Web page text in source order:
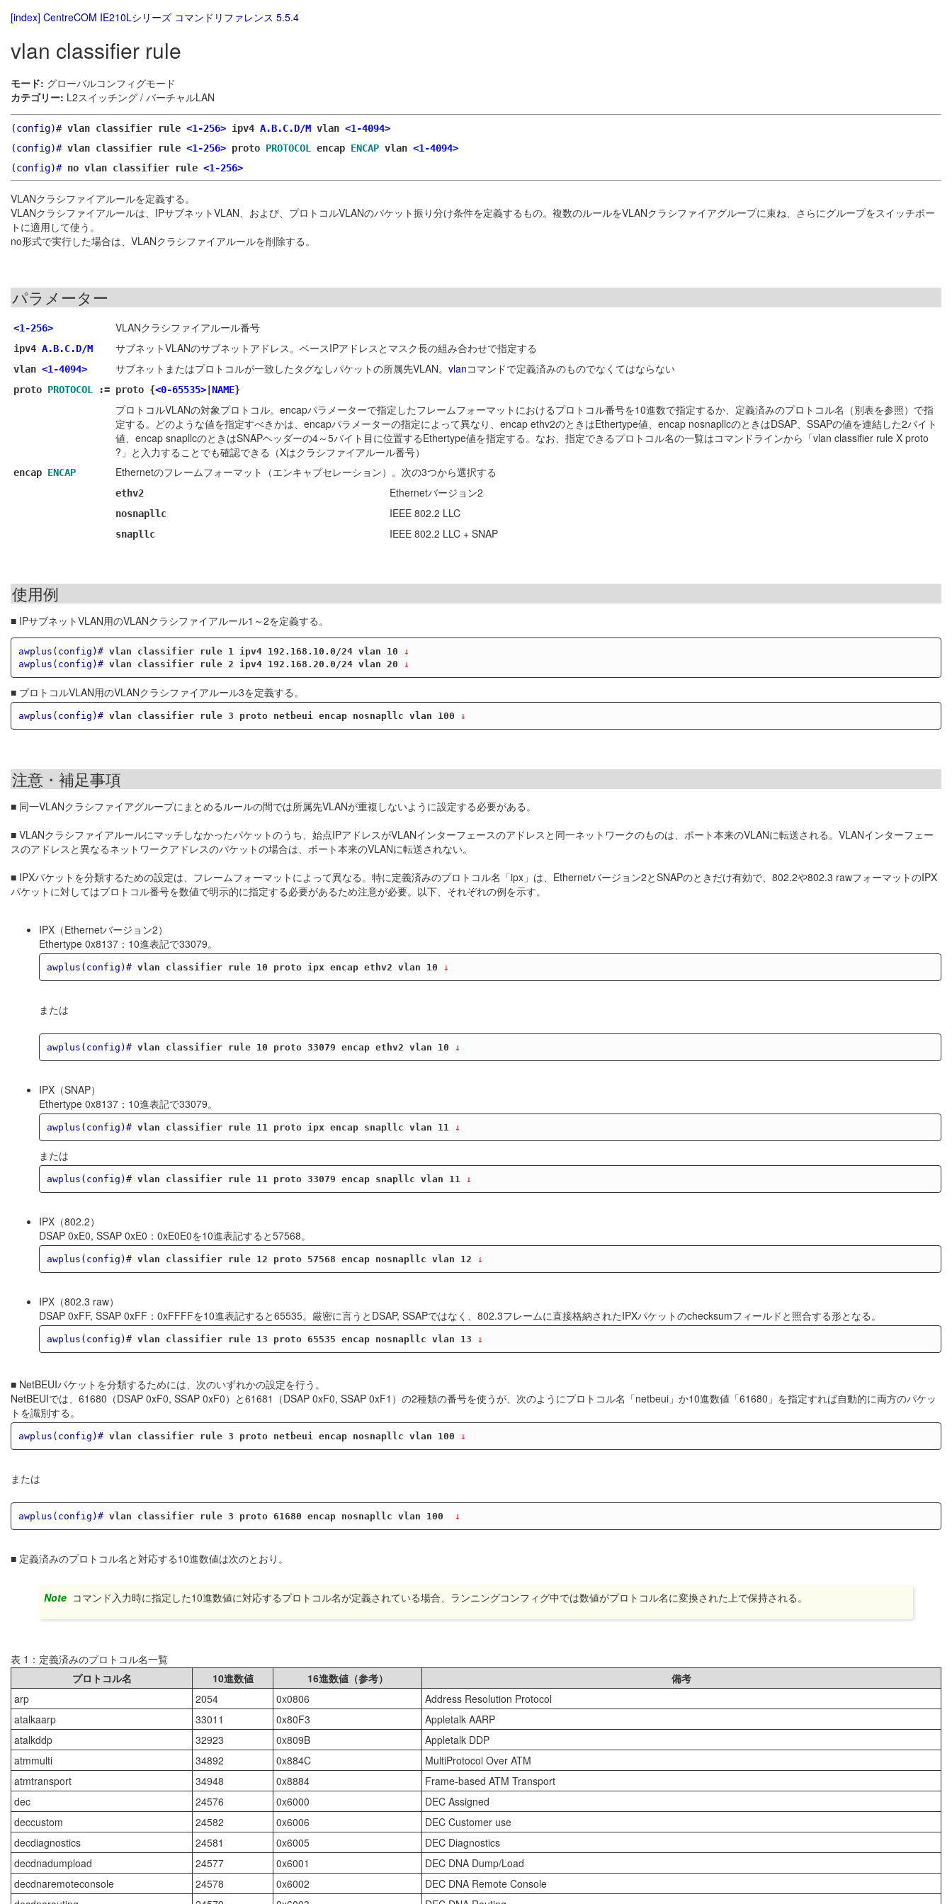
[index] CentreCOM IE210Lシリーズ コマンドリファレンス 5.5.4
vlan classifier rule
モード: グローバルコンフィグモード
カテゴリー: L2スイッチング / バーチャルLAN
(config)# vlan classifier rule <1-256> ipv4 A.B.C.D/M vlan <1-4094>
(config)# vlan classifier rule <1-256> proto PROTOCOL encap ENCAP vlan <1-4094>
(config)# no vlan classifier rule <1-256>
VLANクラシファイアルールを定義する。
VLANクラシファイアルールは、IPサブネットVLAN、および、プロトコルVLANのパケット振り分け条件を定義するもの。複数のルールをVLANクラシファイアグループに束ね、さらにグループをスイッチポー
トに適用して使う。
no形式で実行した場合は、VLANクラシファイアルールを削除する。
パラメーター
<1-256> VLANクラシファイアルール番号
ipv4 A.B.C.D/M サブネットVLANのサブネットアドレス。ベースIPアドレスとマスク長の組み合わせで指定する
vlan <1-4094> サブネットまたはプロトコルが一致したタグなしパケットの所属先VLAN。 vlanコマンドで定義済みのものでなくてはならない
proto PROTOCOL := proto {<0-65535> NAME}
プロトコルVLANの対象プロトコル。encapパラメーターで指定したフレームフォーマットにおけるプロトコル番号を10進数で指定するか、定義済みのプロトコル名（別表を参照）で指
定する。どのような値を指定すべきかは、encapパラメーターの指定によって異なり、encap ethv2のときはEthertype値、encap nosnapllcのときはDSAP、SSAPの値を連結した2バイト
値、encap snapllcのときはSNAPヘッダーの4～5バイト目に位置するEthertype値を指定する。なお、指定できるプロトコル名の一覧はコマンドラインから「vlan classifier rule X proto
?」と入力することでも確認できる（Xはクラシファイアルール番号）
encap ENCAP Ethernetのフレームフォーマット（エンキャプセレーション）。次の3つから選択する
ethv2 Ethernetバージョン2
nosnapllc IEEE 802.2 LLC
snapllc IEEE 802.2 LLC + SNAP
使用例
■ IPサブネットVLAN用のVLANクラシファイアルール1～2を定義する。
awplus(config)# vlan classifier rule 1 ipv4 192.168.10.0/24 vlan 10 ↓
awplus(config)# vlan classifier rule 2 ipv4 192.168.20.0/24 vlan 20 ↓
■ プロトコルVLAN用のVLANクラシファイアルール3を定義する。
awplus(config)# vlan classifier rule 3 proto netbeui encap nosnapllc vlan 100 ↓
注意・補足事項
■ 同一VLANクラシファイアグループにまとめるルールの間では所属先VLANが重複しないように設定する必要がある。
■ VLANクラシファイアルールにマッチしなかったパケットのうち、始点IPアドレスがVLANインターフェースのアドレスと同一ネットワークのものは、ポート本来のVLANに転送される。VLANインターフェー
スのアドレスと異なるネットワークアドレスのパケットの場合は、ポート本来のVLANに転送されない。
■ IPXパケットを分類するための設定は、フレームフォーマットによって異なる。特に定義済みのプロトコル名「ipx」は、Ethernetバージョン2とSNAPのときだけ有効で、802.2や802.3 rawフォーマットのIPX
パケットに対してはプロトコル番号を数値で明示的に指定する必要があるため注意が必要。以下、それぞれの例を示す。
IPX（Ethernetバージョン2）
Ethertype 0x8137：10進表記で33079。
awplus(config)# vlan classifier rule 10 proto ipx encap ethv2 vlan 10 ↓
または
awplus(config)# vlan classifier rule 10 proto 33079 encap ethv2 vlan 10 ↓
IPX（SNAP）
Ethertype 0x8137：10進表記で33079。
awplus(config)# vlan classifier rule 11 proto ipx encap snapllc vlan 11 ↓
または
awplus(config)# vlan classifier rule 11 proto 33079 encap snapllc vlan 11 ↓
IPX（802.2）
DSAP 0xE0, SSAP 0xE0：0xE0E0を10進表記すると57568。
awplus(config)# vlan classifier rule 12 proto 57568 encap nosnapllc vlan 12 ↓
IPX（802.3 raw）
DSAP 0xFF, SSAP 0xFF：0xFFFFを10進表記すると65535。厳密に言うとDSAP, SSAPではなく、802.3フレームに直接格納されたIPXパケットのchecksumフィールドと照合する形となる。
awplus(config)# vlan classifier rule 13 proto 65535 encap nosnapllc vlan 13 ↓
■ NetBEUIパケットを分類するためには、次のいずれかの設定を行う。
NetBEUIでは、61680（DSAP 0xF0, SSAP 0xF0）と61681（DSAP 0xF0, SSAP 0xF1）の2種類の番号を使うが、次のようにプロトコル名「netbeui」か10進数値「61680」を指定すれば自動的に両方のパケッ
トを識別する。
awplus(config)# vlan classifier rule 3 proto netbeui encap nosnapllc vlan 100 ↓
または
awplus(config)# vlan classifier rule 3 proto 61680 encap nosnapllc vlan 100 ↓
■ 定義済みのプロトコル名と対応する10進数値は次のとおり。
Note コマンド入力時に指定した10進数値に対応するプロトコル名が定義されている場合、ランニングコンフィグ中では数値がプロトコル名に変換された上で保持される。
表 1：定義済みのプロトコル名一覧
プロトコル名
10進数値 16進数値（参考）
備考
arp
2054 0x0806
Address Resolution Protocol
atalkaarp
33011 0x80F3
Appletalk AARP
atalkddp
32923 0x809B
Appletalk DDP
atmmulti
34892 0x884C
MultiProtocol Over ATM
atmtransport
34948 0x8884
Frame-based ATM Transport
dec
24576 0x6000
DEC Assigned
deccustom
24582 0x6006
DEC Customer use
decdiagnostics
24581 0x6005
DEC Diagnostics
decdnadumpload
24577 0x6001
DEC DNA Dump/Load
decdnaremoteconsole
24578 0x6002
DEC DNA Remote Console